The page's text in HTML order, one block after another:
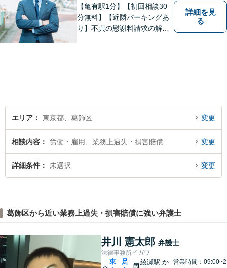
B相談可】
【亀有駅1分】【初回相談30
分無料】【近隣パーキングあ
り】不貞の慰謝料請求の解決
詳細を見
る
エリア 東京都、葛飾区 変更
相談内容 労働・雇用、業務上過失・損害賠償 変更
詳細条件 未選択 変更
葛飾区から近い業務上過失・損害賠償に強い弁護士
井川 憲太郎 弁護士
法律事務所イガワ
東
足
綾瀬駅 か
営業時間：09:00~2